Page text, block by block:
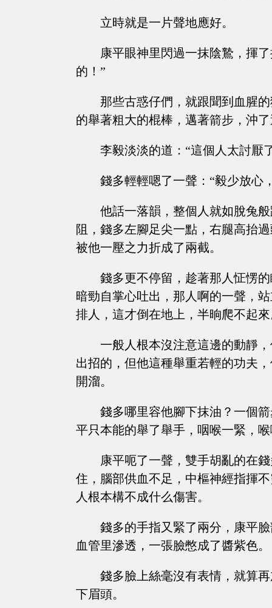
立時就是一片聲地應好。
康平眼神里閃過一抹陰鷙，揮
的！”
那些古惑仔們，就跟聞到血腥
的舉著粗大的棍棒，邁著箭步，沖
李毅淡淡的道：“這個人太討厭
錢多輕輕嗯了一聲：“毅少放心
他話一落韻，整個人就如脫兔
阻，錢多左腳足尖一點，右腿高抬
被他一壓之力折成了兩截。
錢多更不停留，趁著那人怔愣
暗勁自掌心吐出，那人啊的一聲，
排人，這才倒在地上，半晌爬不起
一般人根本沒注意這邊的動靜
出招的，但他這種舉重若輕的功夫
開溜。
錢多哪里容他腳下抹油？一個
平只本能的舉了舉手，咽喉一緊，
康平呃了一聲，雙手胡亂的在
住，腦部供血不足，中樞神經指揮
人根本構不成什么傷害。
錢多的手指又緊了兩分，康平
血管里滲透，一張臉憋成了醬紫色。
錢多臉上絲毫沒有表情，就算
下眉頭。